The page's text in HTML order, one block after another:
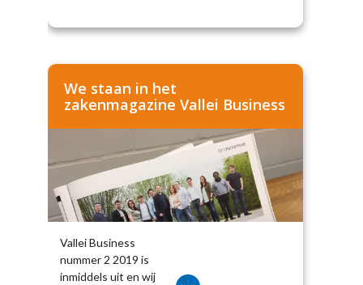
We staan in het
zakenmagazine Vallei Business
Vallei Business
nummer 2 2019 is
inmiddels uit en wij